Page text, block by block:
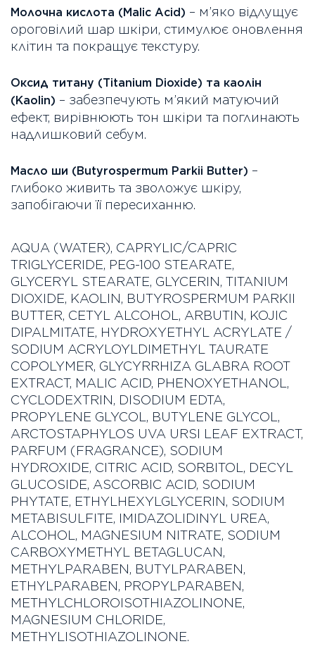
Молочна кислота (Malic Acid) – м’яко відлущує
ороговілий шар шкіри, стимулює оновлення
клітин та покращує текстуру.
Оксид титану (Titanium Dioxide) та каолін
(Kaolin) – забезпечують м’який матуючий
ефект, вирівнюють тон шкіри та поглинають
надлишковий себум.
Масло ши (Butyrospermum Parkii Butter) –
глибоко живить та зволожує шкіру,
запобігаючи її пересиханню.
AQUA (WATER), CAPRYLIC/CAPRIC
TRIGLYCERIDE, PEG-100 STEARATE,
GLYCERYL STEARATE, GLYCERIN, TITANIUM
DIOXIDE, KAOLIN, BUTYROSPERMUM PARKII
BUTTER, CETYL ALCOHOL, ARBUTIN, KOJIC
DIPALMITATE, HYDROXYETHYL ACRYLATE /
SODIUM ACRYLOYLDIMETHYL TAURATE
COPOLYMER, GLYCYRRHIZA GLABRA ROOT
EXTRACT, MALIC ACID, PHENOXYETHANOL,
CYCLODEXTRIN, DISODIUM EDTA,
PROPYLENE GLYCOL, BUTYLENE GLYCOL,
ARCTOSTAPHYLOS UVA URSI LEAF EXTRACT,
PARFUM (FRAGRANCE), SODIUM
HYDROXIDE, CITRIC ACID, SORBITOL, DECYL
GLUCOSIDE, ASCORBIC ACID, SODIUM
PHYTATE, ETHYLHEXYLGLYCERIN, SODIUM
METABISULFITE, IMIDAZOLIDINYL UREA,
ALCOHOL, MAGNESIUM NITRATE, SODIUM
CARBOXYMETHYL BETAGLUCAN,
METHYLPARABEN, BUTYLPARABEN,
ETHYLPARABEN, PROPYLPARABEN,
METHYLCHLOROISOTHIAZOLINONE,
MAGNESIUM CHLORIDE,
METHYLISOTHIAZOLINONE.